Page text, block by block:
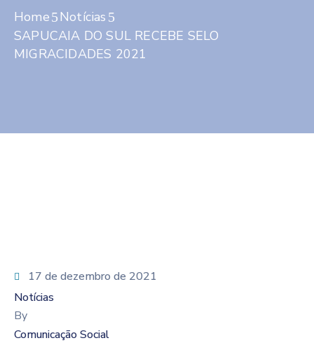
Home
Notícias
SAPUCAIA DO SUL RECEBE SELO
MIGRACIDADES 2021
17 de dezembro de 2021
Notícias
By
Comunicação Social